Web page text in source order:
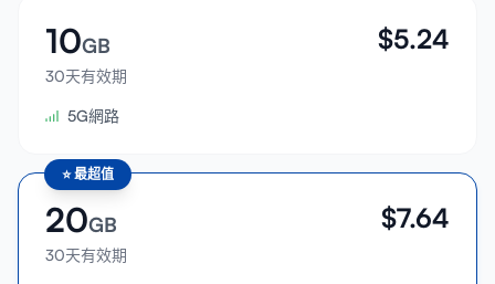
10GB
30天有效期
$5.24
5G網路
⭐最超值
20GB
30天有效期
$7.64